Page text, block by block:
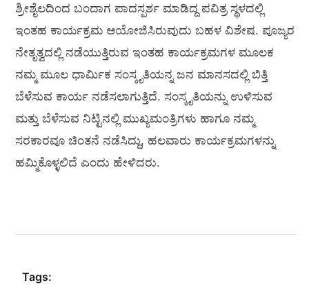
ಶ್ರೀಶೈಲದಿಂದ ಬಂದಾಗ ಪಾದಸ್ಪರ್ಶ ಮಾಡಿದ್ದ ಪವಿತ್ರ ಸ್ಥಳದಲ್ಲಿ
ಇಂತಹ ಕಾರ್ಯಕ್ರಮ ಆಯೋಜಿಸಿರುವುದು ಬಹಳ ವಿಶೇಷ. ಪೂಜ್ಯರ
ನೇತೃತ್ವದಲ್ಲಿ ನಡೆಯುತ್ತಿರುವ ಇಂತಹ ಕಾರ್ಯಕ್ರಮಗಳ ಮೂಲಕ
ನಮ್ಮ ಮೂಲ ಧಾರ್ಮಿಕ ಸಂಸ್ಕೃತಿಯನ್ನ ಜನ ಮಾನಸದಲ್ಲಿ ಬಿತ್ತಿ
ಬೆಳೆಸುವ ಕಾರ್ಯ ನಡೆಸಲಾಗುತ್ತಿದೆ. ಸಂಸ್ಕೃತಿಯನ್ನು ಉಳಿಸುವ
ಮತ್ತು ಬೆಳೆಸುವ ನಿಟ್ಟಿನಲ್ಲಿ ಮುಖ್ಯಮಂತ್ರಿಗಳು ಹಾಗೂ ನಮ್ಮ
ಸರಕಾರವೂ ಚಿಂತನೆ ನಡೆಸಿದ್ದು, ಹಲವಾರು ಕಾರ್ಯಕ್ರಮಗಳನ್ನು
ಹಮ್ಮಿಕೊಳ್ಳಲಿದೆ ಎಂದು ಹೇಳಿದರು.
Tags: